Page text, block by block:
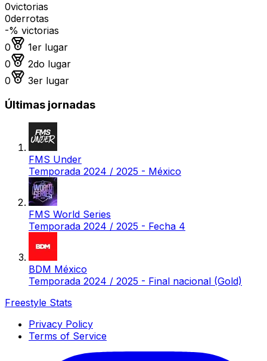
0victorias
0derrotas
-% victorias
0
Medalla de oro
1er lugar
0
Medalla de plata
2do lugar
0
Medalla de bronce
3er lugar
Últimas jornadas
FMS Under
Temporada 2024 / 2025 - México
FMS World Series
Temporada 2024 / 2025 - Fecha 4
BDM México
Temporada 2024 / 2025 - Final nacional (Gold)
Freestyle Stats
Privacy Policy
Terms of Service